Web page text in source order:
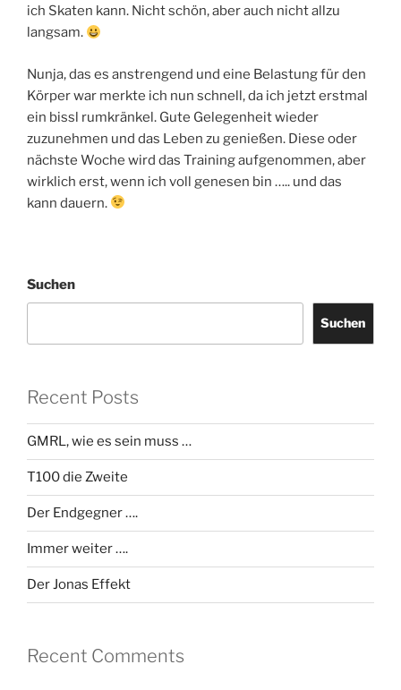
ich Skaten kann. Nicht schön, aber auch nicht allzu
langsam.
Nunja, das es anstrengend und eine Belastung für den
Körper war merkte ich nun schnell, da ich jetzt erstmal
ein bissl rumkränkel. Gute Gelegenheit wieder
zuzunehmen und das Leben zu genießen. Diese oder
nächste Woche wird das Training aufgenommen, aber
wirklich erst, wenn ich voll genesen bin ….. und das
kann dauern.
Suchen
Suchen
Recent Posts
GMRL, wie es sein muss …
T100 die Zweite
Der Endgegner ….
Immer weiter ….
Der Jonas Effekt
Recent Comments